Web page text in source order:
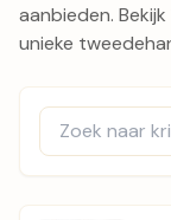
aanbieden.
unieke